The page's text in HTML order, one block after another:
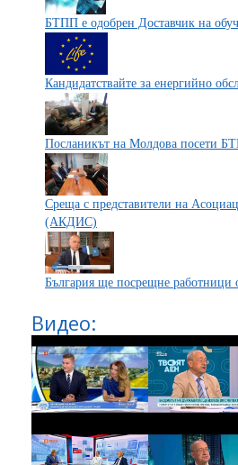
БТПП е одобрен Доставчик на
Кандидатствайте за енергийно
Посланикът на Молдова посети
Среща с представители на
(АКДИС)
България ще посрещне работници
Видео: